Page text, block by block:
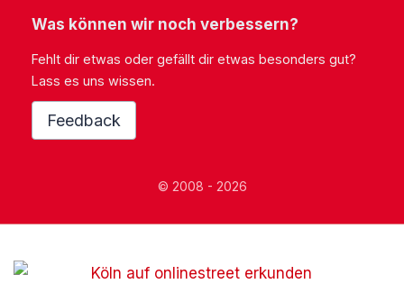
Was können wir noch verbessern?
Fehlt dir etwas oder gefällt dir etwas besonders gut?
Lass es uns wissen.
Feedback
© 2008 - 2026